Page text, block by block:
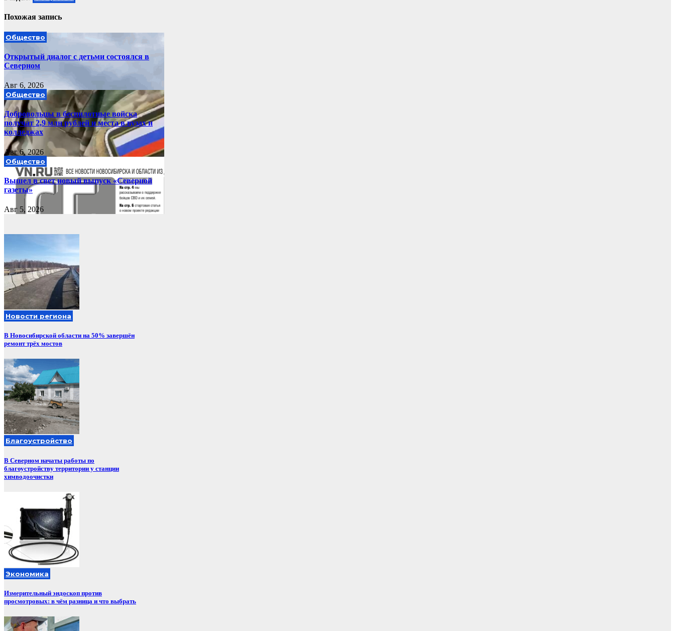
Похожая запись
Общество
Открытый диалог с детьми состоялся в
Северном
Авг 6, 2026
Общество
Добровольцы в беспилотные войска
получат 2,9 млн рублей и места в вузах и
колледжах
Авг 6, 2026
Общество
Вышел в свет новый выпуск «Северной
газеты»
Авг 5, 2026
Новости региона
В Новосибирской области на 50% завершён
ремонт трёх мостов
Благоустройство
В Северном начаты работы по
благоустройству территории у станции
химводоочистки
Экономика
Измерительный эндоскоп против
просмотровых: в чём разница и что выбрать